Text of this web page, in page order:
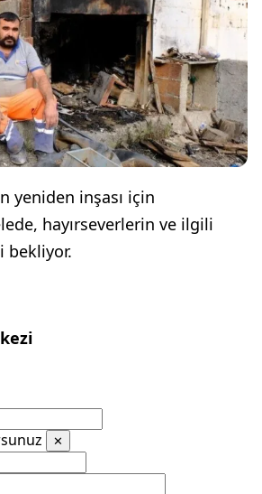
yeniden inşası için
hayırseverlerin ve ilgili
bekliyor.
✕